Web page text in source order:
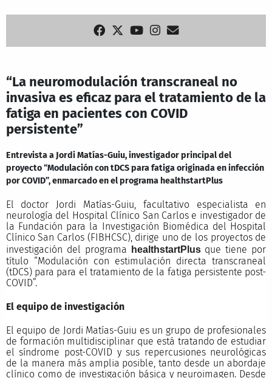
“La neuromodulación transcraneal no
invasiva es eficaz para el tratamiento de la
fatiga en pacientes con COVID
persistente”
Entrevista a Jordi Matías-Guiu, investigador principal del
proyecto “Modulación con tDCS para fatiga originada en infección
por COVID”, enmarcado en el programa healthstartPlus
El doctor Jordi Matías-Guiu, facultativo especialista en
neurología del Hospital Clínico San Carlos e investigador de
la Fundación para la Investigación Biomédica del Hospital
Clínico San Carlos (FIBHCSC), dirige uno de los proyectos de
investigación del programa
healthstartPlusque tiene por
título “Modulación con estimulación directa transcraneal
(tDCS) para para el tratamiento de la fatiga persistente post-
COVID”.
El equipo de investigación
El equipo de Jordi Matías-Guiu es un grupo de profesionales
de formación multidisciplinar que está tratando de estudiar
el síndrome post-COVID y sus repercusiones neurológicas
de la manera más amplia posible, tanto desde un abordaje
clínico como de investigación básica y neuroimagen. Desde